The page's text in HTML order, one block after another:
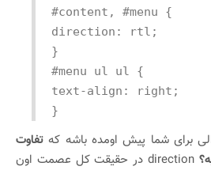
#content, #menu {
direction: rtl;
}
#menu ul ul {
text-align: right;
}
برای شما پیش اومده باشه که تفاوت
direction در حقیقت کل عصمت اون